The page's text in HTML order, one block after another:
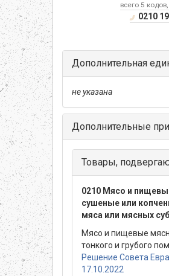
всего 5
0210
Дополнительная
не указана
Дополнительные
Товары,
0210 Мясо и
сушеные или
мяса или мясных
Мясо и пищевые
тонкого и грубого
Решение Совета
17.10.2022